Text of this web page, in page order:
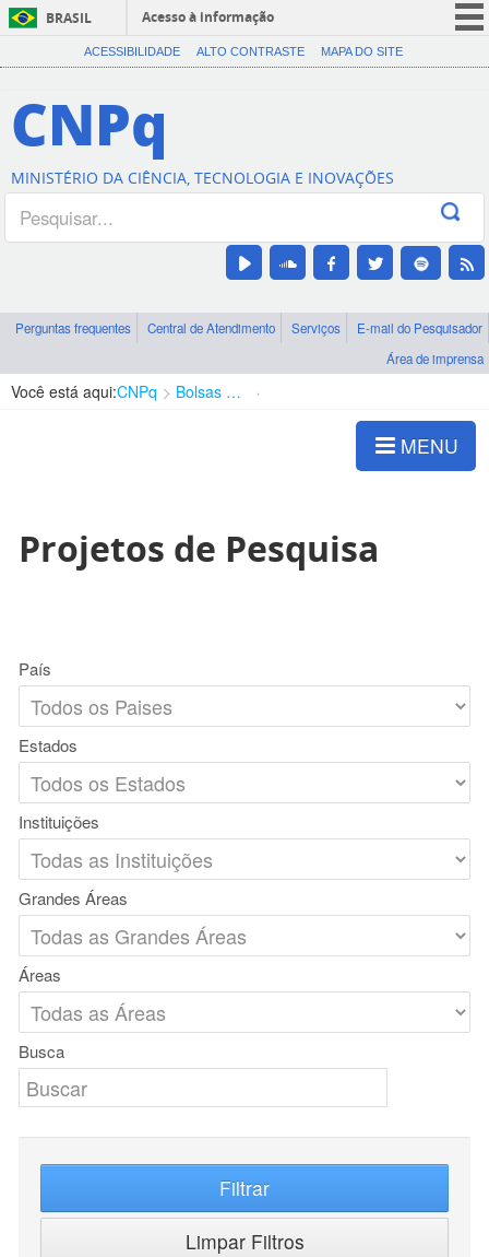
BRASIL
Acesso à informação
CORONAVÍRUS (COVID-19)
Canais
ACESSIBILIDADE ALTO CONTRASTE MAPA DO SITE
CNPq
MINISTÉRIO DA CIÊNCIA, TECNOLOGIA E INOVAÇÕES
Perguntas frequentes Central de Atendimento Serviços
E-mail do Pesquisador
Área de imprensa
Você está aqui:CNPq Bolsas e Auxílios Vigentes
MENU
Projetos de Pesquisa
País
Estados
Instituições
Grandes Áreas
Áreas
Busca
Filtrar
Limpar Filtros